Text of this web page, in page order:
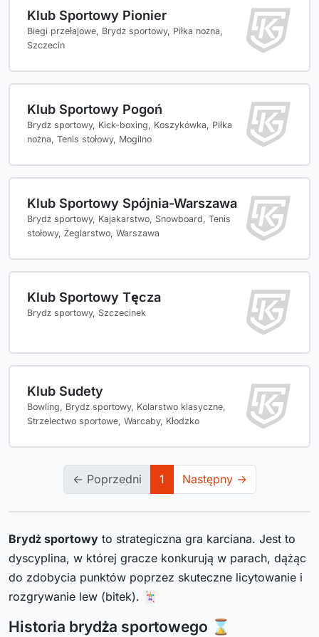
Klub Sportowy Pionier
Biegi przełajowe, Brydż sportowy, Piłka nożna,
Szczecin
Klub Sportowy Pogoń
Brydż sportowy, Kick-boxing, Koszykówka, Piłka
nożna, Tenis stołowy, Mogilno
Klub Sportowy Spójnia-Warszawa
Brydż sportowy, Kajakarstwo, Snowboard, Tenis
stołowy, Żeglarstwo, Warszawa
Klub Sportowy Tęcza
Brydż sportowy, Szczecinek
Klub Sudety
Bowling, Brydż sportowy, Kolarstwo klasyczne,
Strzelectwo sportowe, Warcaby, Kłodzko
← Poprzedni 1 Następny →
Brydż sportowy to strategiczna gra karciana. Jest to
dyscyplina, w której gracze konkurują w parach, dążąc
do zdobycia punktów poprzez skuteczne licytowanie i
rozgrywanie lew (bitek). 🃏
Historia brydża sportowego ⌛